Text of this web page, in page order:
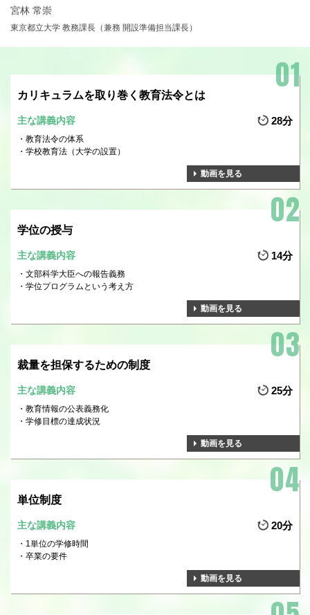
宮林 常崇
東京都立大学 教務課長（兼務 開設準備担当課長）
カリキュラムを取り巻く教育法令とは
主な講義内容 28分
教育法令の体系
学校教育法（大学の設置）
動画を見る
学位の授与
主な講義内容 14分
文部科学大臣への報告義務
学位プログラムという考え方
動画を見る
裁量を担保するための制度
主な講義内容 25分
教育情報の公表義務化
学修目標の達成状況
動画を見る
単位制度
主な講義内容 20分
1単位の学修時間
卒業の要件
動画を見る